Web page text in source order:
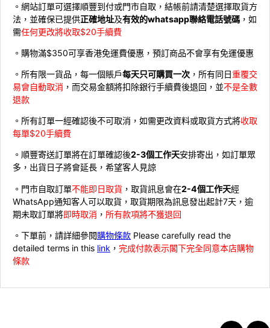
。網站訂單可選擇順豐到付或門市自取，結帳前請清楚選擇取貨方
法，並確保已提供正確地址及有效的whatsapp聯絡電話號碼 ，如
需任何更改將收取$20手續費
。購物滿$350可享香港免運費優惠，預訂商品不會享有免運優惠
。所有限一貨品，每一個賬戶每天只可購買一次 ，所有同日重覆交
易會自動取消 ，而交易金額將扣除銀行手續費後退回，並不是全數
退款
。所有訂單一經確認後不可取消，如需更改資料或取貨方式將收取
每單$20手續費
。順豐寄送訂單將在訂單確認後2-3個工作天安排寄出，如訂單眾
多，出貨日子將會延長，希望客人見諒
。門市自取訂單不能即日取貨 ，取貨訊息會在2-4個工作天經
WhatsApp通知客人可以取貨，取貨期限為訊息發出起計7天，逾
期未取訂單將即時取消 ， 所有款項將不獲退回
。下單前，請詳細參閱購物條款 Please carefully read the
detailed terms in this link ， 完成付款表示閣下完全同意本店購物
條款